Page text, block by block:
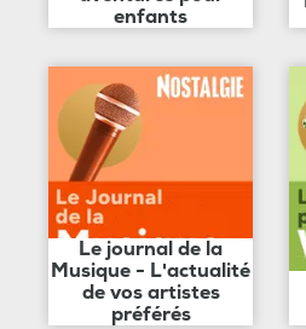
enfants
Le journal de la
Musique - L'actualité
de vos artistes
préférés